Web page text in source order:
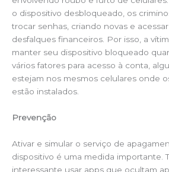
o dispositivo desbloqueado, os
trocar senhas, criando novas e
desfalques financeiros. Por isso, a
manter seu dispositivo bloqueado
vários fatores para acesso à conta,
estejam nos mesmos celulares onde
estão instalados.
Prevenção
Ativar e simular o serviço de
dispositivo é uma medida importante.
interessante usar apps que ocultam